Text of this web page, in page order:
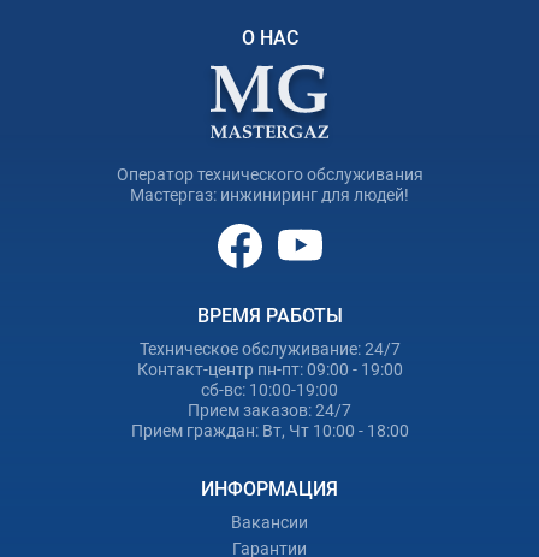
О НАС
Оператор технического обслуживания
Мастергаз: инжиниринг для людей!
ВРЕМЯ РАБОТЫ
Техническое обслуживание: 24/7
Контакт-центр пн-пт: 09:00 - 19:00
сб-вс: 10:00-19:00
Прием заказов: 24/7
Прием граждан: Вт, Чт 10:00 - 18:00
ИНФОРМАЦИЯ
Вакансии
Гарантии